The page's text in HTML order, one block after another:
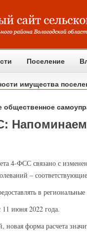
Поселение
имущества
общественное
4-ФСС связано с
–
в
июня 2022 года.
форма расчета